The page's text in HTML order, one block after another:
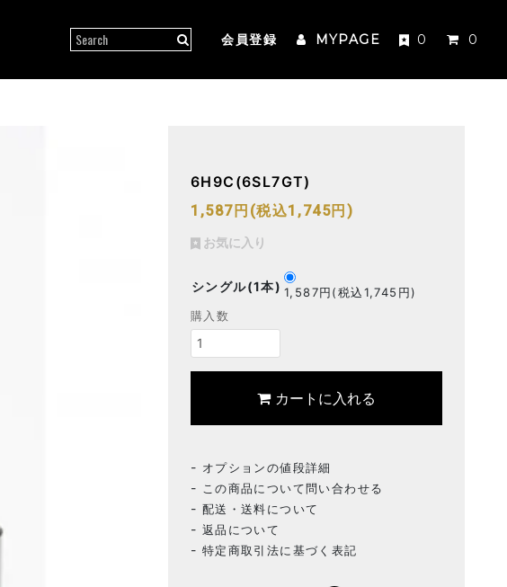
会員登録 MYPAGE 0 0
6H9C(6SL7GT)
1,587円(税込1,745円)
お気に入り
シングル(1本) 1,587円(税込1,745円)
購入数
カートに入れる
オプションの値段詳細
この商品について問い合わせる
配送・送料について
返品について
特定商取引法に基づく表記